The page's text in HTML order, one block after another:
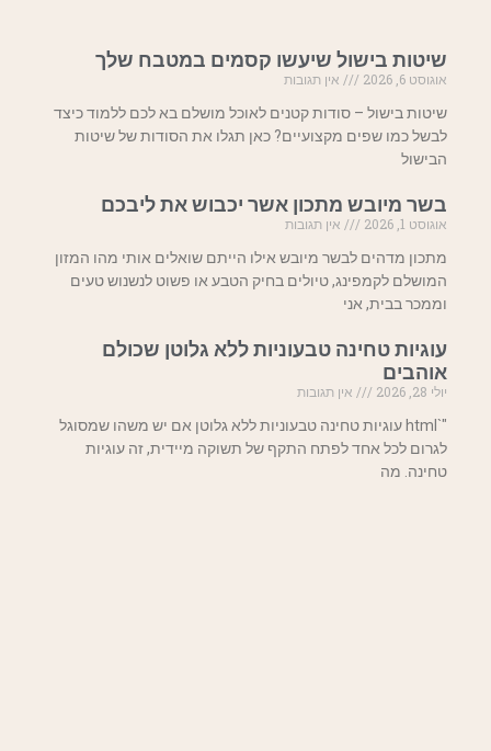
שיטות בישול שיעשו קסמים במטבח שלך
אוגוסט 6, 2026
אין תגובות
שיטות בישול – סודות קטנים לאוכל מושלם בא לכם ללמוד כיצד
לבשל כמו שפים מקצועיים? כאן תגלו את הסודות של שיטות
הבישול
בשר מיובש מתכון אשר יכבוש את ליבכם
אוגוסט 1, 2026
אין תגובות
מתכון מדהים לבשר מיובש אילו הייתם שואלים אותי מהו המזון
המושלם לקמפינג, טיולים בחיק הטבע או פשוט לנשנוש טעים
וממכר בבית, אני
עוגיות טחינה טבעוניות ללא גלוטן שכולם
אוהבים
יולי 28, 2026
אין תגובות
"`html עוגיות טחינה טבעוניות ללא גלוטן אם יש משהו שמסוגל
לגרום לכל אחד לפתח התקף של תשוקה מיידית, זה עוגיות
טחינה. מה